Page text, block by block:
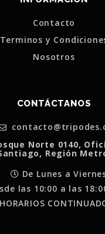
Contacto
Terminos y
Nosotros
CONTÁCTANOS
Norte 0140,
Región
De Lunes a
las 10:00 a las